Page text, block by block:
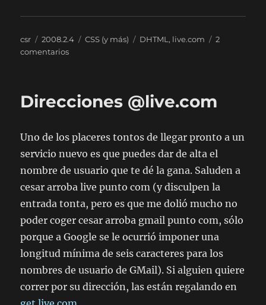
Autor
csr
Publicado
el
2008.2.4 Categorías
CSS (y más) Etiquetas
DHTML , live.com
2
comentariosen
en
Direcciones @live.com
Uno de los placeres tontos de llegar pronto a un
servicio nuevo es que puedes dar de alta el
nombre de usuario que te dé la gana. Saluden a
cesar arroba live punto com (y disculpen la
entrada tonta, pero es que me dolió mucho no
poder coger cesar arroba gmail punto com, sólo
porque a Google se le ocurrió imponer una
longitud mínima de seis caracteres para los
nombres de usuario de GMail). Si alguien quiere
correr por su dirección, las están regalando en